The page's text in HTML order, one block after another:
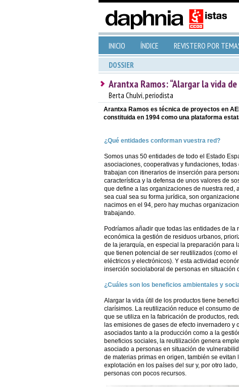
INICIO ÍNDICE REVISTERO POR
DOSSIER
Arantxa Ramos: “Alargar la vida
Berta Chulvi, periodista
Arantxa Ramos es técnica de proyectos en
constituida en 1994 como una plataforma
¿Qué entidades conforman vuestra red?
Somos unas 50 entidades de todo el Estado
asociaciones, cooperativas y fundaciones,
trabajan con itinerarios de inserción para
característica y la defensa de unos valores de
que define a las organizaciones de nuestra red,
sea cual sea su forma jurídica, son
nacimos en el 94, pero hay muchas
trabajando.
Podríamos añadir que todas las entidades de la
económica la gestión de residuos urbanos,
de la jerarquía, en especial la preparación para
que tienen potencial de ser reutilizados (como
eléctricos y electrónicos). Y esta actividad
inserción sociolaboral de personas en situación
¿Cuáles son los beneficios ambientales y
Alargar la vida útil de los productos tiene
clarísimos. La reutilización reduce el consumo
que se utiliza en la fabricación de productos,
las emisiones de gases de efecto invernadero y
asociados tanto a la producción como a la
beneficios sociales, la reutilización genera
asociado a personas en situación de
de materias primas en origen, también se evitan
explotación en los países del sur y, por otro
personas con pocos recursos.